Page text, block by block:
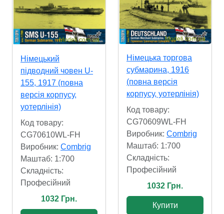
Німецький
підводний човен U-
155, 1917 (повна
версія корпусу,
уотерлінія)
Код товару:
CG70610WL-FH
Виробник: Combrig
Маштаб: 1:700
Складність:
Професійний
1032 Грн.
Німецька торгова
субмарина, 1916
(повна версія
корпусу, уотерлінія)
Код товару:
CG70609WL-FH
Виробник: Combrig
Маштаб: 1:700
Складність:
Професійний
1032 Грн.
Купити